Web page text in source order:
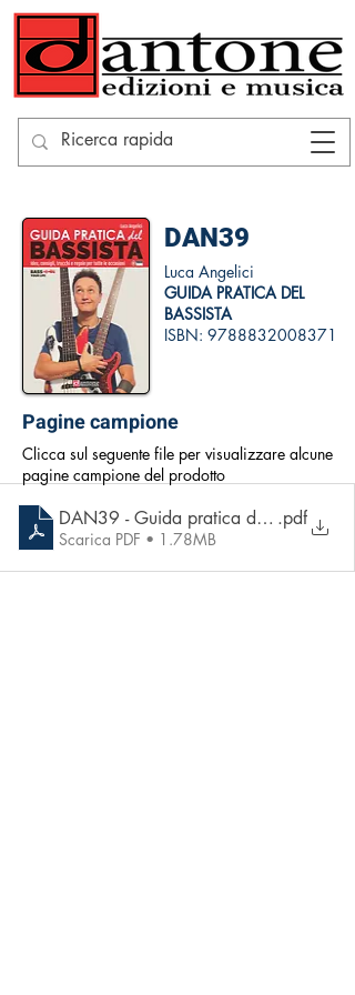
DAN39
Luca Angelici
GUIDA PRATICA DEL
BASSISTA
ISBN: 9788832008371
Pagine campione
DAN39 - Guida pratica del Bassista -
.pdf
Scarica PDF • 1.78MB
Clicca sul seguente file per visualizzare alcune
pagine campione del prodotto